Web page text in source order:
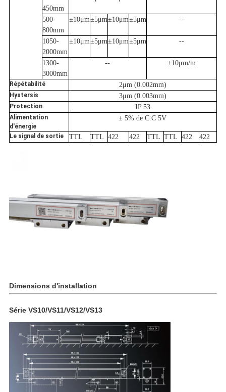
450mm
500-
800mm
±10μm±5μm±10μm±5μm --
1050-
2000mm
±10μm±5μm±10μm±5μm --
1300-
3000mm
-- ±10μm/m
Répétabilité 2μm (0.002mm)
Hystersis 3μm (0.003mm)
Protection IP 53
Alimentation
d'énergie
± 5% de C.C 5V
Le signal de sortie TTL TTL 422 422 TTL TTL 422 422
Dimensions d'installation
Série VS10/VS11/VS12/VS13